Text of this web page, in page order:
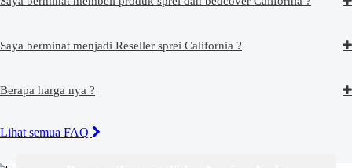
Saya berminat menjadi Reseller sprei California ?
Berapa harga nya ?
Lihat semua FAQ